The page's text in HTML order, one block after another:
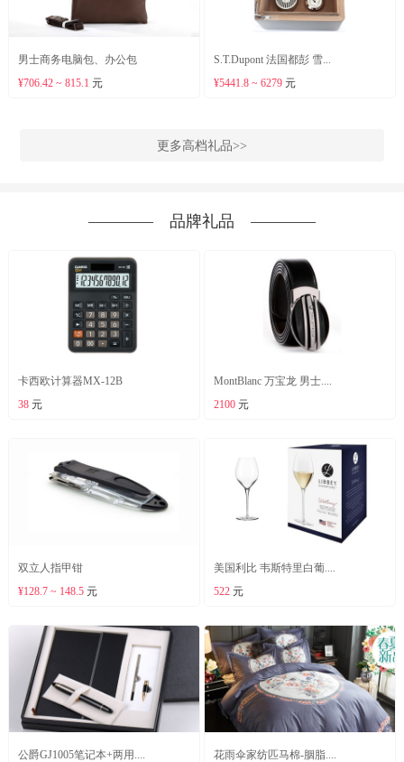
男士商务电脑包、办公包
¥706.42 ~ 815.1 元
S.T.Dupont 法国都彭 雪...
¥5441.8 ~ 6279 元
更多高档礼品>>
―――― 品牌礼品 ――――
卡西欧计算器MX-12B
38元
MontBlanc 万宝龙 男士....
2100 元
双立人指甲钳
¥128.7 ~ 148.5元
美国利比 韦斯特里白葡....
522 元
公爵GJ1005笔记本+两用....
花雨伞家纺匹马棉-胭脂....